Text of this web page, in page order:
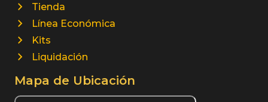
Tienda
Línea Económica
Kits
Liquidación
Mapa de Ubicación